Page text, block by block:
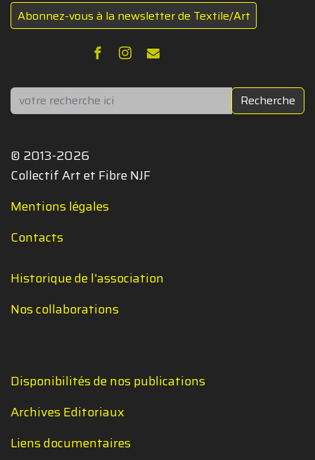
Abonnez-vous à la newsletter de Textile/Art
Rechercher Recherche
© 2013-2026
Collectif Art et Fibre NJF
Mentions légales
Contacts
Historique de l'association
Nos collaborations
Disponibilités de nos publications
Archives Editoriaux
Liens documentaires